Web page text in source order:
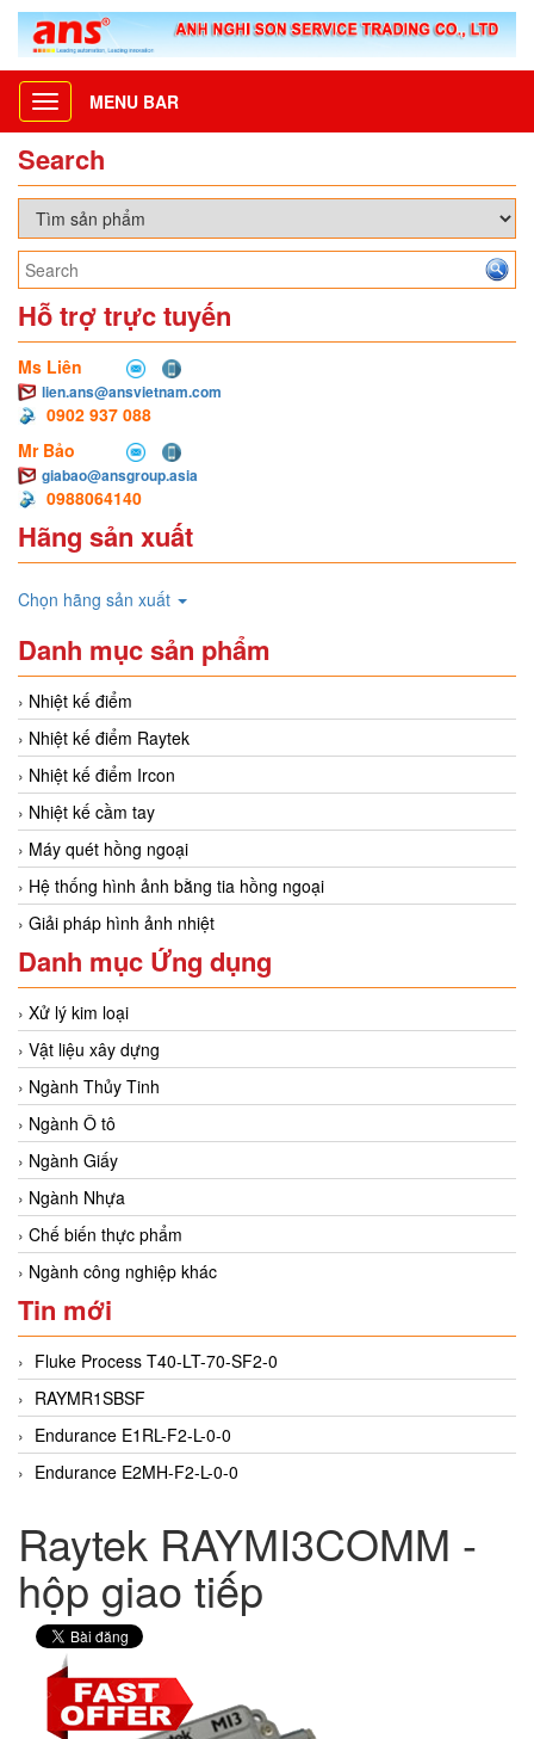
Toggle
navigation
MENU BAR
Search
Hỗ trợ trực tuyến
Ms Liên
lien.ans@ansvietnam.com
0902 937 088
Mr Bảo
giabao@ansgroup.asia
0988064140
Hãng sản xuất
Chọn hãng sản xuất
Danh mục sản phẩm
Nhiệt kế điểm
Nhiệt kế điểm Raytek
Nhiệt kế điểm Ircon
Nhiệt kế cầm tay
Máy quét hồng ngoại
Hệ thống hình ảnh bằng tia hồng ngoại
Giải pháp hình ảnh nhiệt
Danh mục Ứng dụng
Xử lý kim loại
Vật liệu xây dựng
Ngành Thủy Tinh
Ngành Ô tô
Ngành Giấy
Ngành Nhựa
Chế biến thực phẩm
Ngành công nghiệp khác
Tin mới
Fluke Process T40-LT-70-SF2-0
RAYMR1SBSF
Endurance E1RL-F2-L-0-0
Endurance E2MH-F2-L-0-0
Raytek RAYMI3COMM -
hộp giao tiếp